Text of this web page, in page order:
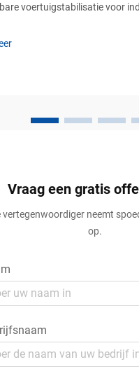
voertuigstabilisatie voor
en losperrons, op luchthavens,
Vraag een gratis
vertegenwoordiger neemt
op.